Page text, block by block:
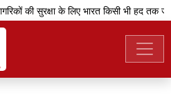
की सुरक्षा के लिए भारत किसी भी हद तक जा